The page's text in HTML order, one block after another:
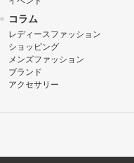
コラム
レディースファッション
ショッピング
メンズファッション
ブランド
アクセサリー